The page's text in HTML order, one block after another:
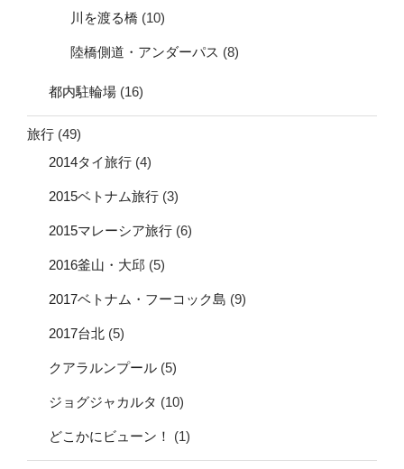
川を渡る橋 (10)
陸橋側道・アンダーパス (8)
都内駐輪場 (16)
旅行 (49)
2014タイ旅行 (4)
2015ベトナム旅行 (3)
2015マレーシア旅行 (6)
2016釜山・大邱 (5)
2017ベトナム・フーコック島 (9)
2017台北 (5)
クアラルンプール (5)
ジョグジャカルタ (10)
どこかにビューン！ (1)